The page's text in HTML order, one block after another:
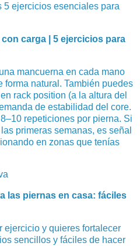
5 ejercicios esenciales para
carga | 5 ejercicios para
mancuerna en cada mano
forma natural. También puedes
rack position (a la altura del
de estabilidad del core.
repeticiones por pierna. Si
primeras semanas, es señal
en zonas que tenías
las piernas en casa: fáciles
ejercicio y quieres fortalecer
sencillos y fáciles de hacer